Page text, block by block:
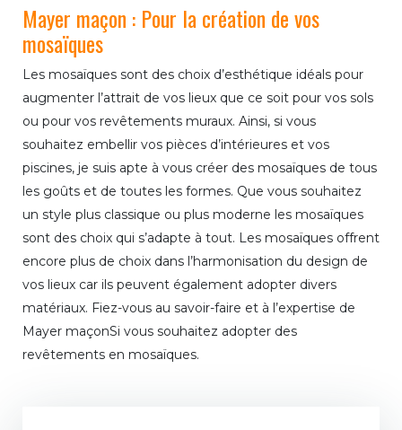
Mayer maçon : Pour la création de vos
mosaïques
Les mosaïques sont des choix d’esthétique idéals pour
augmenter l’attrait de vos lieux que ce soit pour vos sols
ou pour vos revêtements muraux. Ainsi, si vous
souhaitez embellir vos pièces d’intérieures et vos
piscines, je suis apte à vous créer des mosaïques de tous
les goûts et de toutes les formes. Que vous souhaitez
un style plus classique ou plus moderne les mosaïques
sont des choix qui s’adapte à tout. Les mosaïques offrent
encore plus de choix dans l’harmonisation du design de
vos lieux car ils peuvent également adopter divers
matériaux. Fiez-vous au savoir-faire et à l’expertise de
Mayer maçonSi vous souhaitez adopter des
revêtements en mosaïques.